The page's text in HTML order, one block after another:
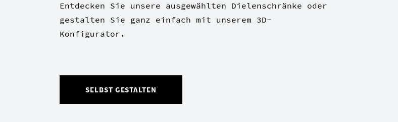
Entdecken Sie unsere ausgewählten Dielenschränke oder
gestalten Sie ganz einfach mit unserem 3D-
Konfigurator.
SELBST GESTALTEN